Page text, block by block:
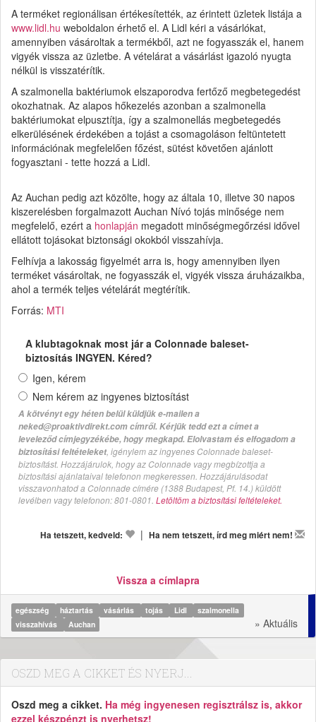
A terméket regionálisan értékesítették, az érintett üzletek listája a
www.lidl.hu weboldalon érhető el. A Lidl kéri a vásárlókat,
amennyiben vásároltak a termékből, azt ne fogyasszák el, hanem
vigyék vissza az üzletbe. A vételárat a vásárlást igazoló nyugta
nélkül is visszatérítik.
A szalmonella baktériumok elszaporodva fertőző megbetegedést
okozhatnak. Az alapos hőkezelés azonban a szalmonella
baktériumokat elpusztítja, így a szalmonellás megbetegedés
elkerülésének érdekében a tojást a csomagoláson feltüntetett
információnak megfelelően főzést, sütést követően ajánlott
fogyasztani - tette hozzá a Lidl.
Az Auchan pedig azt közölte, hogy az általa 10, illetve 30 napos
kiszerelésben forgalmazott Auchan Nívó tojás minősége nem
megfelelő, ezért a honlapján megadott minőségmegőrzési idővel
ellátott tojásokat biztonsági okokból visszahívja.
Felhívja a lakosság figyelmét arra is, hogy amennyiben ilyen
terméket vásároltak, ne fogyasszák el, vigyék vissza áruházaikba,
ahol a termék teljes vételárát megtérítik.
Forrás: MTI
A klubtagoknak most jár a Colonnade baleset-
biztosítás INGYEN. Kéred?
Igen, kérem
Nem kérem az ingyenes biztosítást
A kötvényt egy héten belül küldjük e-mailen a
neked@proaktivdirekt.com címről. Kérjük tedd ezt a címet a
leveleződ címjegyzékébe, hogy megkapd. Elolvastam és elfogadom a
biztosítási feltételeket, igénylem az ingyenes Colonnade baleset-
biztosítást. Hozzájárulok, hogy az Colonnade vagy megbízottja a
biztosítási ajánlataival telefonon megkeressen. Hozzájárulásodat
visszavonhatod a Colonnade címére (1388 Budapest, Pf. 14.) küldött
levélben vagy telefonon: 801-0801. Letöltöm a biztosítási feltételeket.
Ha tetszett, kedveld: | Ha nem tetszett, írd meg miért nem!
Vissza a címlapra
egészség háztartás vásárlás tojás Lidl
szalmonella
visszahívás
Auchan » Aktuális
OSZD MEG A CIKKET ÉS NYERJ...
Oszd meg a cikket. Ha még ingyenesen regisztrálsz is, akkor
ezzel készpénzt is nyerhetsz!